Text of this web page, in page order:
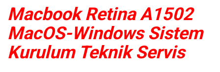
Macbook Retina A1502
MacOS-Windows Sistem
Kurulum Teknik Servis